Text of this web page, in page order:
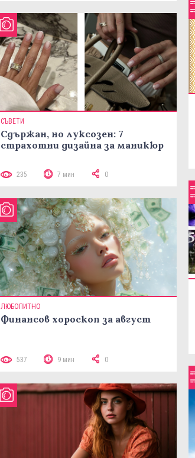
СЪВЕТИ
Сдържан, но луксозен: 7
страхотни дизайна за маникюр
235 7 мин 0
ЛЮБОПИТНО
Финансов хороскоп за август
537 9 мин 0